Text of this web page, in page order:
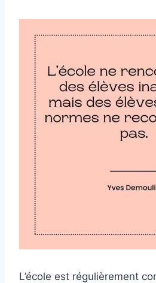
L’école est régulièrement